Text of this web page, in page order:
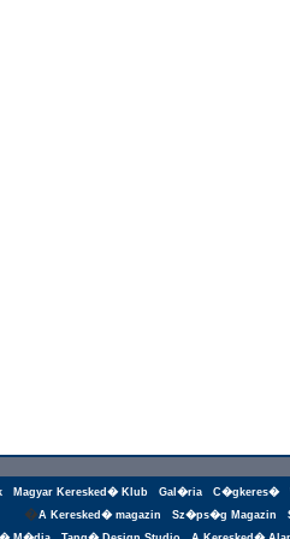
Magyar Keresked� Klub Gal�ria C�gkeres�
�A Keresked� magazin Sz�ps�g Magazin